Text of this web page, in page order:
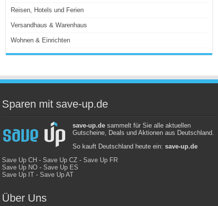
Reisen, Hotels und Ferien
Versandhaus & Warenhaus
Wohnen & Einrichten
Sparen mit save-up.de
save-up.desammelt für Sie alle aktuellen
Gutscheine, Deals und Aktionen aus Deutschland.
So kauft Deutschland heute ein: save-up.de
Save Up CH -Save Up CZ -Save Up FR
Save Up NO -Save Up ES
Save Up IT -Save Up AT
Über Uns